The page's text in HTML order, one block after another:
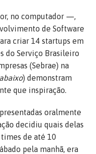
no computador —,
de Software
criar 14 startups em
do Serviço Brasileiro
(Sebrae) na
) demonstram
que inspiração.
oralmente
decidiu quais delas
de até 10
pela manhã, era